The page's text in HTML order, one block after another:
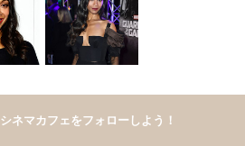
シネマカフェをフォローしよう！